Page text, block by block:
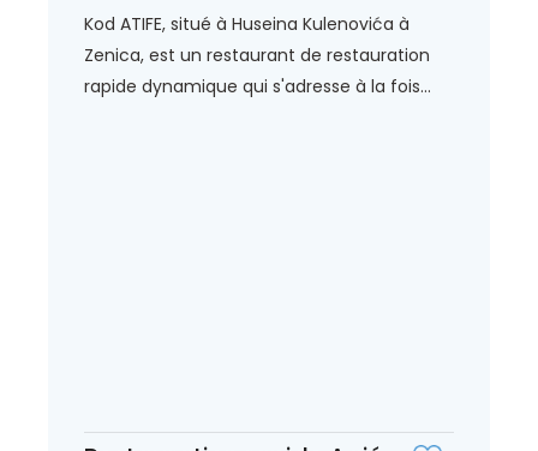
Kod ATIFE, situé à Huseina Kulenovića à
Zenica, est un restaurant de restauration
rapide dynamique qui s'adresse à la fois...